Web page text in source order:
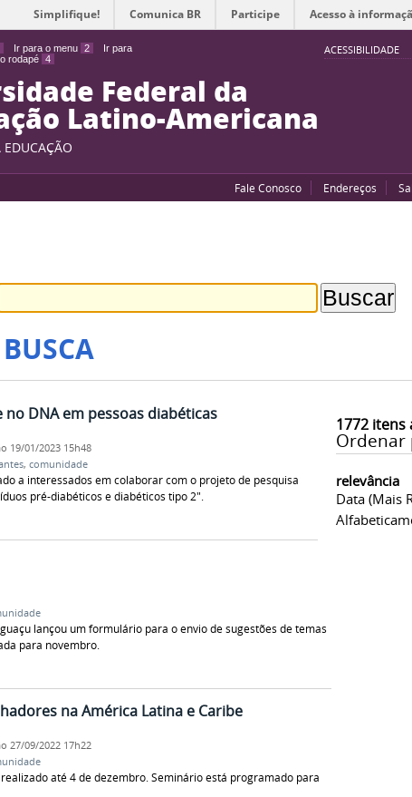
Ir para o menu 2
Ir para
rodapé 4
ACESSIBILIDADE
Simplifique! Comunica BR Participe Acesso à
Federal da
Latino-Americana
Fale Conosco Endereços
1772itens
Ordenar
relevância
Data (mais
DNA em pessoas diabéticas
19/01/2023 15h48
, comunidade
a interessados em colaborar com o projeto de pesquisa
pré-diabéticos e diabéticos tipo 2".
lançou um formulário para o envio de sugestões de temas
para novembro.
na América Latina e Caribe
27/09/2022 17h22
até 4 de dezembro. Seminário está programado para